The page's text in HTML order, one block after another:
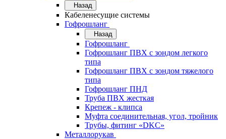
Назад
Кабеленесущие системы
Гофрошланг
Назад
Гофрошланг
Гофрошланг ПВХ с зондом легкого
типа
Гофрошланг ПВХ с зондом тяжелого
типа
Гофрошланг ПНД
Труба ПВХ жесткая
Крепеж - клипса
Муфта соединительная, угол, тройник
Трубы, фитинг «DKC»
Металлорукав